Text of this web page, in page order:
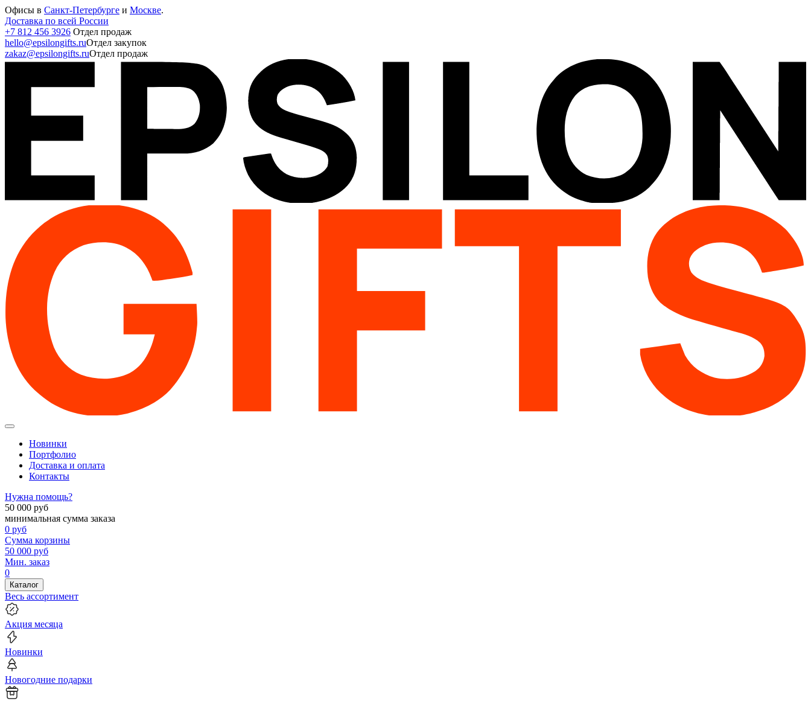
Офисы в Санкт-Петербурге и Москве.
Доставка по всей России
+7 812 456 3926 Отдел продаж
hello@epsilongifts.ruОтдел закупок
zakaz@epsilongifts.ruОтдел продаж
Новинки
Портфолио
Доставка и оплата
Контакты
Нужна помощь?
50 000 руб
минимальная сумма заказа
0 руб
Сумма корзины
50 000 руб
Мин. заказ
0
Каталог
Весь ассортимент
Акция месяца
Новинки
Новогодние подарки